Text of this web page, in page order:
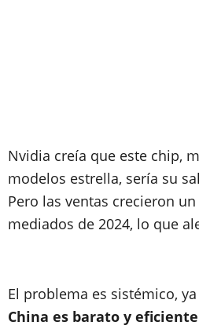
Nvidia creía que este chip,
modelos estrella, sería su
Pero las ventas crecieron
mediados de 2024, lo que
El problema es sistémico,
China es barato y